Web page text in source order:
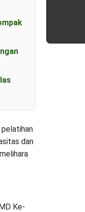
dan
Ke-